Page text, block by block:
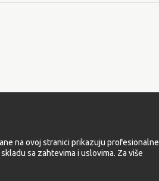
na ovoj stranici prikazuju profesionalne
sa zahtevima i uslovima. Za više